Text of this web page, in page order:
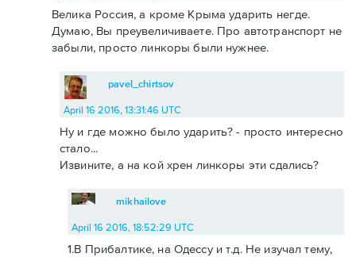
Велика Россия, а кроме Крыма ударить негде.
Думаю, Вы преувеличиваете. Про автотранспорт не
забыли, просто линкоры были нужнее.
pavel_chirtsov
April 16 2016, 13:31:46 UTC
Ну и где можно было ударить? - просто интересно
стало...
Извините, а на кой хрен линкоры эти сдались?
mikhailove
April 16 2016, 18:52:29 UTC
1.В Прибалтике, на Одессу и т.д. Не изучал тему,